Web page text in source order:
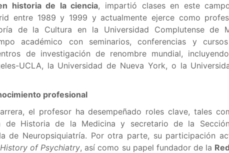
historia de la ciencia, impartió clases en este
entre 1989 y 1999 y actualmente ejerce como
de la Cultura en la Universidad Complutense de
académico con seminarios, conferencias y
de investigación de renombre mundial,
UCLA, la Universidad de Nueva York, o la
profesional
el profesor ha desempeñado roles clave, tales
de Historia de la Medicina y secretario de la
de Neuropsiquiatría. Por otra parte, su participación
of Psychiatry, así como su papel fundador de la